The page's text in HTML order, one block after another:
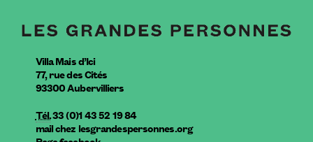
Villa Mais d’Ici
77, rue des Cités
93300Aubervilliers
Tél.33 (0)1 43 52 19 84
mailchez lesgrandespersonnes.org